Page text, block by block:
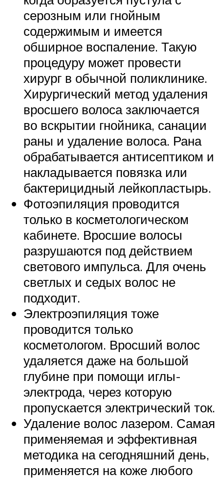
серозным или гнойным
содержимым и имеется
обширное воспаление. Такую
процедуру может провести
хирург в обычной поликлинике.
Хирургический метод удаления
вросшего волоса заключается
во вскрытии гнойника, санации
раны и удаление волоса. Рана
обрабатывается антисептиком и
накладывается повязка или
бактерицидный лейкопластырь.
Фотоэпиляция проводится
только в косметологическом
кабинете. Вросшие волосы
разрушаются под действием
светового импульса. Для очень
светлых и седых волос не
подходит.
Электроэпиляция тоже
проводится только
косметологом. Вросший волос
удаляется даже на большой
глубине при помощи иглы-
электрода, через которую
пропускается электрический ток.
Удаление волос лазером. Самая
применяемая и эффективная
методика на сегодняшний день,
применяется на коже любого